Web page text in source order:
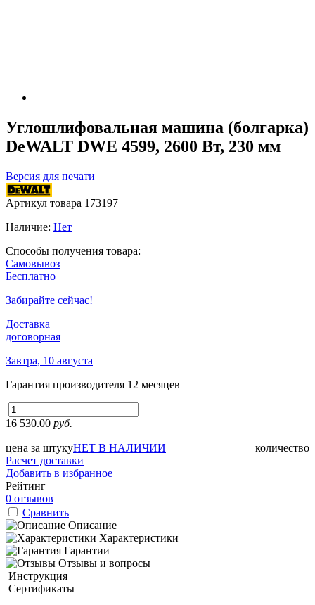
Углошлифовальная машина (болгарка)
DeWALT DWE 4599, 2600 Вт, 230 мм
Версия для печати
Артикул товара 173197
Наличие: Нет
Способы получения товара:
Самовывоз
Бесплатно
Забирайте сейчас!
Доставка
договорная
Завтра, 10 августа
Гарантия производителя 12 месяцев
16 530.00 руб.
цена за штуку количество
НЕТ В НАЛИЧИИ
Расчет доставки
Добавить в избранное
Рейтинг
0 отзывов
Сравнить
Описание
Характеристики
Гарантии
Отзывы и вопросы
Инструкция
Сертификаты